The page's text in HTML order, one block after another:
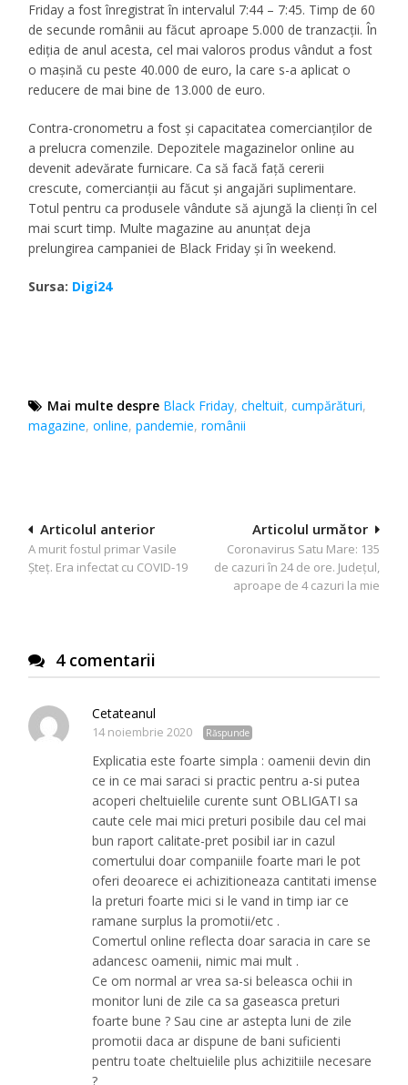
Friday a fost înregistrat în intervalul 7:44 – 7:45. Timp de 60
de secunde românii au făcut aproape 5.000 de tranzacții. În
ediția de anul acesta, cel mai valoros produs vândut a fost
o mașină cu peste 40.000 de euro, la care s-a aplicat o
reducere de mai bine de 13.000 de euro.
Contra-cronometru a fost și capacitatea comercianților de
a prelucra comenzile. Depozitele magazinelor online au
devenit adevărate furnicare. Ca să facă față cererii
crescute, comercianții au făcut și angajări suplimentare.
Totul pentru ca produsele vândute să ajungă la clienți în cel
mai scurt timp. Multe magazine au anunțat deja
prelungirea campaniei de Black Friday și în weekend.
Sursa: Digi24
Mai multe despre Black Friday,cheltuit,cumpărături,
magazine,online,pandemie,românii
Navigare
în
Articolul următor
Coronavirus Satu Mare: 135
de cazuri în 24 de ore. Județul,
aproape de 4 cazuri la mie
Articolul anterior
A murit fostul primar Vasile
Șteț. Era infectat cu COVID-19
4 comentarii
Cetateanul
14 noiembrie 2020 Răspunde
Explicatia este foarte simpla : oamenii devin din
ce in ce mai saraci si practic pentru a-si putea
acoperi cheltuielile curente sunt OBLIGATI sa
caute cele mai mici preturi posibile dau cel mai
bun raport calitate-pret posibil iar in cazul
comertului doar companiile foarte mari le pot
oferi deoarece ei achizitioneaza cantitati imense
la preturi foarte mici si le vand in timp iar ce
ramane surplus la promotii/etc .
Comertul online reflecta doar saracia in care se
adancesc oamenii, nimic mai mult .
Ce om normal ar vrea sa-si beleasca ochii in
monitor luni de zile ca sa gaseasca preturi
foarte bune ? Sau cine ar astepta luni de zile
promotii daca ar dispune de bani suficienti
pentru toate cheltuielile plus achizitiile necesare
?